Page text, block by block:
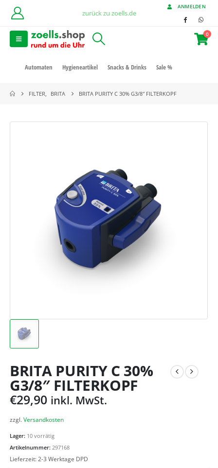
zurück zu zoells.de
ANMELDEN
0
Automaten Hygieneartikel Snacks & Drinks Sale %
FILTER, BRITA BRITA PURITY C 30% G3/8″ FILTERKOPF
BRITA PURITY C 30%
G3/8″ FILTERKOPF
€29,90 inkl. MwSt.
zzgl.Versandkosten
Lager: 10 vorrätig
Artikelnummer: 297168
Lieferzeit:2-3 Werktage DPD